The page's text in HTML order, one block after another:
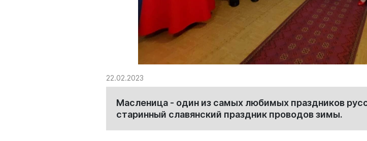
22.02.2023
Масленица - один из самых любимых праздников
старинный славянский праздник проводов зимы.